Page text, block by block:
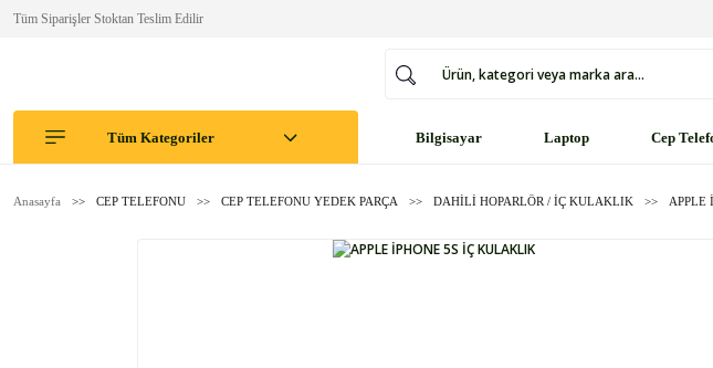
Tüm Siparişler Stoktan Teslim Edilir
Tüm Kategoriler Bilgisayar Laptop Cep
Anasayfa CEP TELEFONU CEP TELEFONU YEDEK PARÇA DAHİLİ HOPARLÖR / İÇ KULAKLIK APPLE